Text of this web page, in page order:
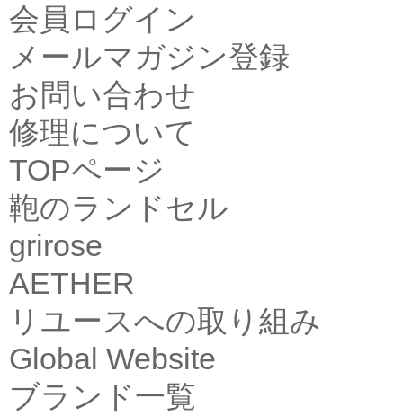
会員ログイン
メールマガジン登録
お問い合わせ
修理について
TOPページ
鞄のランドセル
grirose
AETHER
リユースへの取り組み
Global Website
ブランド一覧